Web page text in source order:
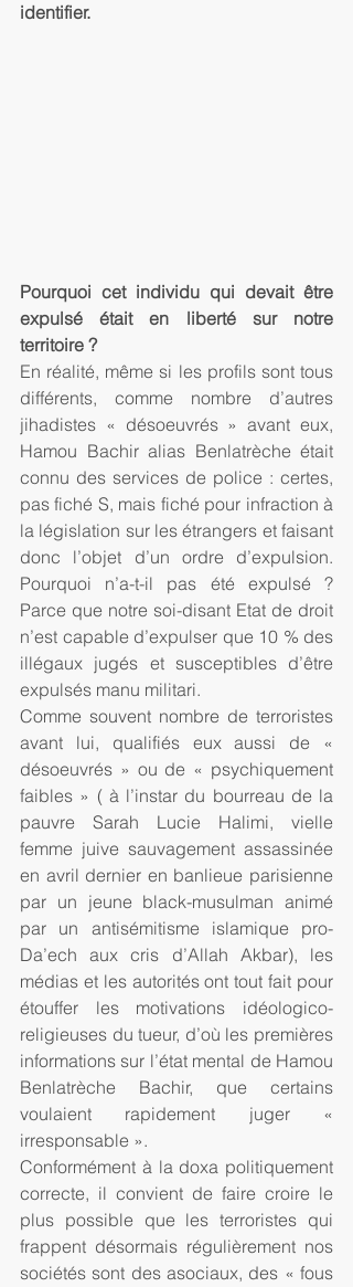
identifier.
Pourquoi cet individu qui devait être
expulsé était en liberté sur notre
territoire ?
En réalité, même si les profils sont tous
différents, comme nombre d’autres
jihadistes « désoeuvrés » avant eux,
Hamou Bachir alias Benlatrèche était
connu des services de police : certes,
pas fiché S, mais fiché pour infraction à
la législation sur les étrangers et faisant
donc l’objet d’un ordre d’expulsion.
Pourquoi n’a-t-il pas été expulsé ?
Parce que notre soi-disant Etat de droit
n’est capable d’expulser que 10 % des
illégaux jugés et susceptibles d’être
expulsés manu militari.
Comme souvent nombre de terroristes
avant lui, qualifiés eux aussi de «
désoeuvrés » ou de « psychiquement
faibles » ( à l’instar du bourreau de la
pauvre Sarah Lucie Halimi, vielle
femme juive sauvagement assassinée
en avril dernier en banlieue parisienne
par un jeune black-musulman animé
par un antisémitisme islamique pro-
Da’ech aux cris d’Allah Akbar), les
médias et les autorités ont tout fait pour
étouffer les motivations idéologico-
religieuses du tueur, d’où les premières
informations sur l’état mental de Hamou
Benlatrèche Bachir, que certains
voulaient rapidement juger «
irresponsable ».
Conformément à la doxa politiquement
correcte, il convient de faire croire le
plus possible que les terroristes qui
frappent désormais régulièrement nos
sociétés sont des asociaux, des « fous